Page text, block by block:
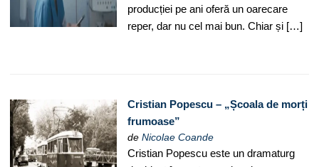
producției pe ani oferă un oarecare
reper, dar nu cel mai bun. Chiar și […]
Cristian Popescu – „Școala de morți
frumoase”
deNicolae Coande
Cristian Popescu este un dramaturg